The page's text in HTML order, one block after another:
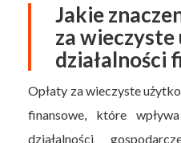
Jakie
za
działalności
Opłaty za wieczyste
finansowe, które
działalności